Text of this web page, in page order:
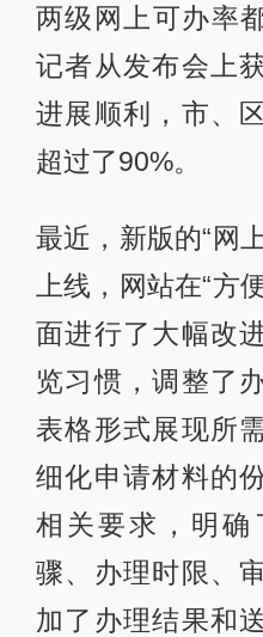
两级网上可办率
记者从发布会上
进展顺利，市、
超过了90%。
最近，新版的“网
上线，网站在“方
面进行了大幅改
览习惯，调整了
表格形式展现所
细化申请材料的
相关要求，明确
骤、办理时限、
加了办理结果和